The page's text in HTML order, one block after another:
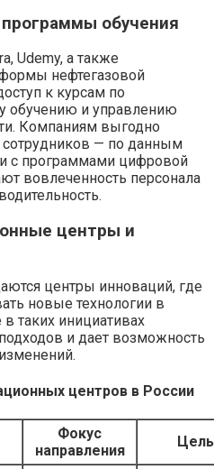
обучения
Udemy, а также
нефтегазовой
к курсам по
обучению и управлению
Компаниям выгодно
сотрудников — по данным
с программами цифровой
вовлеченность персонала
центры и
центры инноваций, где
новые технологии в
таких инициативах
и дает возможность
центров в России
Фокус
направления
Цель